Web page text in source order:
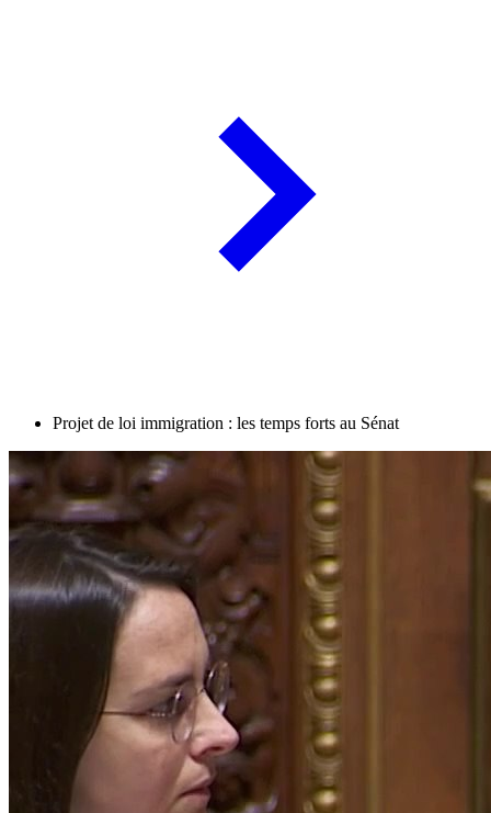
Projet de loi immigration : les temps forts au Sénat